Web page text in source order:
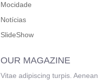
Mocidade
Notícias
SlideShow
OUR MAGAZINE
Vitae adipiscing turpis. Aenean